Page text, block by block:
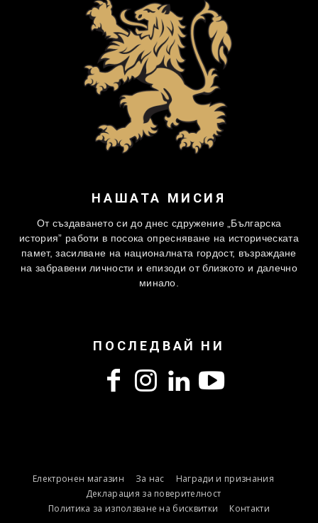
НАШАТА МИСИЯ
От създаването си до днес сдружение „Българска
история” работи в посока опресняване на историческата
памет, засилване на националната гордост, възраждане
на забравени личности и епизоди от близкото и далечно
минало.
ПОСЛЕДВАЙ НИ
Електронен магазин За нас
Награди и признания
Декларация за поверителност
Политика за използване на бисквитки
Контакти